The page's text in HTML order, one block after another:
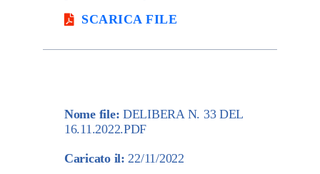
SCARICA FILE
Nome file: DELIBERA N. 33 DEL
16.11.2022.PDF
Caricato il: 22/11/2022